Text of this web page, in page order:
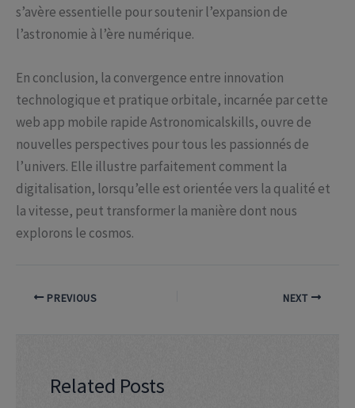
s’avère essentielle pour soutenir l’expansion de
l’astronomie à l’ère numérique.
En conclusion, la convergence entre innovation
technologique et pratique orbitale, incarnée par cette
web app mobile rapide Astronomicalskills, ouvre de
nouvelles perspectives pour tous les passionnés de
l’univers. Elle illustre parfaitement comment la
digitalisation, lorsqu’elle est orientée vers la qualité et
la vitesse, peut transformer la manière dont nous
explorons le cosmos.
PREVIOUS NEXT
Related Posts